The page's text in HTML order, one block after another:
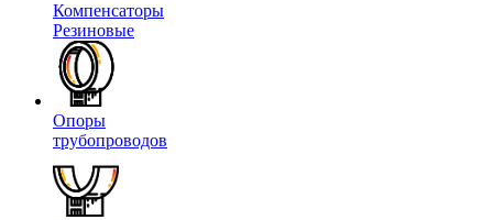
Компенсаторы
Резиновые
Опоры
трубопроводов